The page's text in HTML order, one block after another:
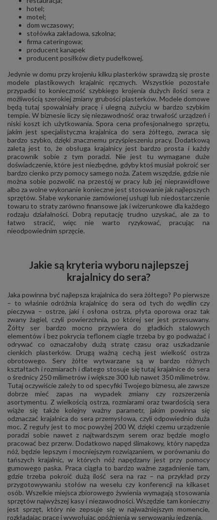
hotel;
motel;
dom wczasowy;
stołówka zakładowa, szkolna;
firma cateringowa;
producent kanapek
producent posiłków diety pudełkowej.
Jedynie w domu przy krojeniu kilku plasterków sprawdzą się proste
modele plastikowych krajalnic ręcznych. Wszystkie pozostałe
przypadki to konieczność szybkiego krojenia dużych ilości sera z
możliwością szerokiej zmiany grubości plasterków. Modele domowe
będą tutaj spowalniały pracę i ulegną zużyciu w bardzo szybkim
tempie. W biznesie liczy się niezawodność oraz trwałość urządzeń i
niski koszt ich użytkowania. Spora cena profesjonalnego sprzętu,
jakim jest specjalistyczna krajalnica do sera żółtego, zwraca się
bardzo szybko, dzięki znacznemu przyśpieszeniu pracy. Dodatkową
zaletą jest to, że obsługa krajalnicy jest bardzo prosta i każdy
pracownik sobie z tym poradzi. Nie jest tu wymagane duże
doświadczenie, które jest niezbędne, gdyby ktoś musiał pokroić ser
bardzo cienko przy pomocy samego noża. Zatem wszędzie, gdzie nie
można sobie pozwolić na przestój w pracy lub jej nieprawidłowe
albo za wolne wykonanie konieczne jest stosowanie jak najlepszych
sprzętów. Słabe wykonanie zamówionej usługi lub niedostarczenie
towaru to straty zarówno finansowe jak i wizerunkowe dla każdego
rodzaju działalności. Dobrą reputację trudno uzyskać, ale za to
łatwo stracić, więc nie warto ryzykować, pracując na
nieodpowiednim sprzęcie.
Jakie są kryteria wyboru najlepszej
krajalnicy do sera?
Jaka powinna być najlepsza krajalnica do sera żółtego? Po pierwsze
– to właśnie odróżnia krajalnicę do sera od tych do wędlin czy
pieczywa – ostrze, jaki i osłona ostrza, płyta oporowa oraz tak
zwany żagiel, czyli powierzchnia, po której ser jest przesuwany.
Żółty ser bardzo mocno przywiera do gładkich stalowych
elementów i bez pokrycia teflonem ciągle trzeba by go podważać i
odrywać co oznaczałoby dużą stratę czasu oraz uszkadzanie
cienkich plasterków. Drugą ważną cechą jest wielkość ostrza
obrotowego. Sery żółte wytwarzane są w bardzo różnych
kształtach i rozmiarach i dlatego stosuje się tutaj krajalnice do sera
o średnicy 250 milimetrów i większe 300 lub nawet 350 milimetrów.
Tutaj oczywiście zależy to od specyfiki Twojego biznesu, ale zawsze
dobrze mieć zapas na wypadek zmiany czy rozszerzenia
asortymentu. Z wielkością ostrza, rozmiarami oraz twardością sera
wiąże się także kolejny ważny parametr, jakim powinna się
odznaczać krajalnica do sera przemysłowa, czyli odpowiednio duża
moc. Z reguły jest to moc powyżej 200 W, dzięki czemu urządzenie
poradzi sobie nawet z najtwardszym serem oraz będzie mogło
pracować bez przerw. Dodatkowo napęd ślimakowy, który napędza
nóż, będzie lepszym i mocniejszym rozwiązaniem, w porównaniu do
tańszych krajalnic, w których nóż napędzany jest przy pomocy
gumowego paska. Praca ciągła to bardzo ważne zagadnienie tam,
gdzie trzeba pokroić dużą ilość sera na raz – na przykład przy
przygotowywaniu stołów na weselu czy konferencji na kilkaset
osób. Wszelkie miejsca zbiorowego żywienia wymagają stosowania
sprzętów najwyższej kasy i niezawodności. Wszędzie tam konieczny
jest sprzęt, który nie zepsuje się w najważniejszym momencie,
rozkładając pracę i wywołując opóźnienia w serwowaniu jedzenia.